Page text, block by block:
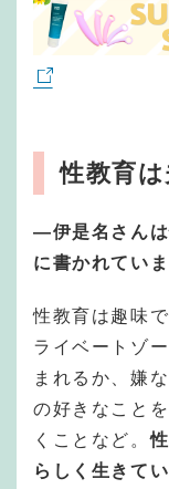
性教育
—伊是名さんは
に書かれていま
性教育は趣味
ライベートゾ
まれるか、嫌
の好きなこと
くことなど。
らしく生きて